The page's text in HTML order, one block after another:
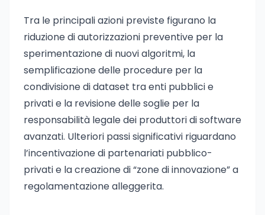
Tra le principali azioni previste figurano la
riduzione di autorizzazioni preventive per la
sperimentazione di nuovi algoritmi, la
semplificazione delle procedure per la
condivisione di dataset tra enti pubblici e
privati e la revisione delle soglie per la
responsabilità legale dei produttori di software
avanzati. Ulteriori passi significativi riguardano
l’incentivazione di partenariati pubblico-
privati e la creazione di “zone di innovazione” a
regolamentazione alleggerita.